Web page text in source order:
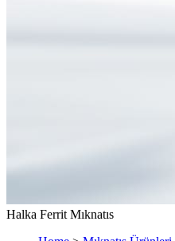
Halka Ferrit Mıknatıs